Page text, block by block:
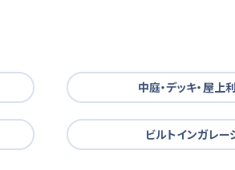
中庭・デッキ・屋上
ビルトインガレー